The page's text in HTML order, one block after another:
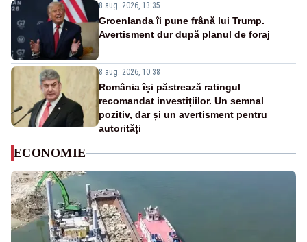
8 aug. 2026, 13:35
Groenlanda îi pune frână lui Trump.
Avertisment dur după planul de foraj
8 aug. 2026, 10:38
România își păstrează ratingul
recomandat investițiilor. Un semnal
pozitiv, dar și un avertisment pentru
autorități
ECONOMIE